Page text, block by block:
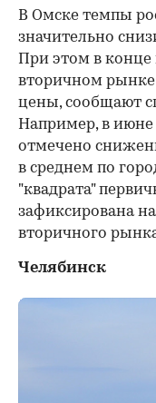
В Омске темпы
значительно
При этом в конце
вторичном
цены, сообщают
Например, в июне
отмечено
в среднем по
"квадрата"
зафиксирована
вторичного
Челябинск